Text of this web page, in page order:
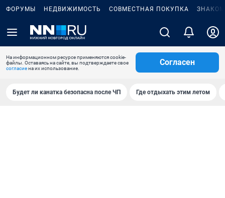
ФОРУМЫ НЕДВИЖИМОСТЬ СОВМЕСТНАЯ ПОКУПКА
На информационном ресурсе применяются cookie-
файлы. Оставаясь на сайте, вы подтверждаете свое
согласиена их использование.
Согласен
Будет ли канатка безопасна после ЧП Где отдыхать этим летом